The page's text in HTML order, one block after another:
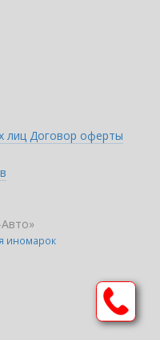
лиц Договор оферты
иномарок